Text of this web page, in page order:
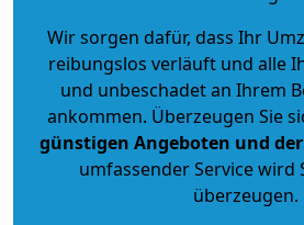
Wir sorgen dafür, dass Ihr
reibungslos verläuft und alle
und unbeschadet an Ihrem
ankommen. Überzeugen Sie
günstigen Angeboten und
umfassender Service wird
überzeugen.